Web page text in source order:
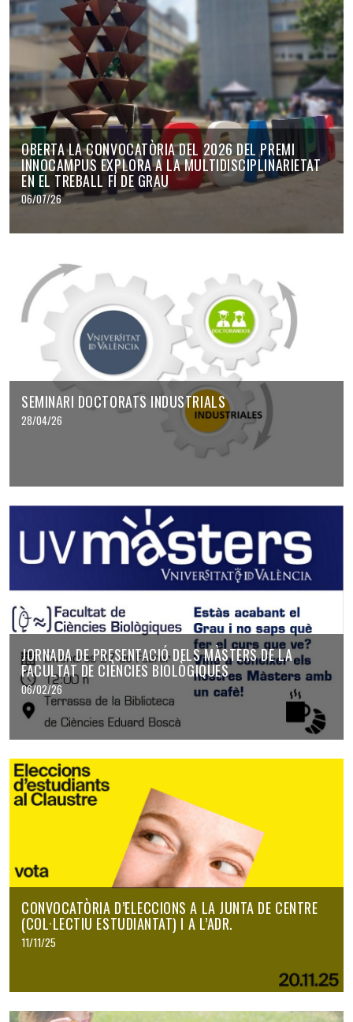
OBERTA LA CONVOCATÒRIA DEL 2026 DEL PREMI
INNOCAMPUS EXPLORA A LA MULTIDISCIPLINARIETAT
EN EL TREBALL FÍ DE GRAU
06/07/26
SEMINARI DOCTORATS INDUSTRIALS
28/04/26
JORNADA DE PRESENTACIÓ DELS MÀSTERS DE LA
FACULTAT DE CIÈNCIES BIOLÒGIQUES
06/02/26
CONVOCATÒRIA D’ELECCIONS A LA JUNTA DE CENTRE
(COL·LECTIU ESTUDIANTAT) I A L’ADR.
11/11/25